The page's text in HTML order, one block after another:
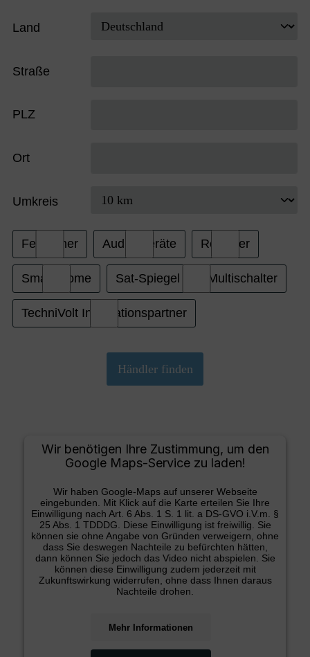
Land
Straße
PLZ
Ort
Umkreis
Fernseher Audio-Geräte Receiver
Smart Home Sat-Spiegel und Multischalter
TechniVolt Installationspartner
Wir benötigen Ihre Zustimmung, um den
Google Maps-Service zu laden!
Wir haben Google-Maps auf unserer Webseite
eingebunden. Mit Klick auf die Karte erteilen Sie Ihre
Einwilligung nach Art. 6 Abs. 1 S. 1 lit. a DS-GVO i.V.m. §
25 Abs. 1 TDDDG. Diese Einwilligung ist freiwillig. Sie
können sie ohne Angabe von Gründen verweigern, ohne
dass Sie deswegen Nachteile zu befürchten hätten,
dann können Sie jedoch das Video nicht abspielen. Sie
können diese Einwilligung zudem jederzeit mit
Zukunftswirkung widerrufen, ohne dass Ihnen daraus
Nachteile drohen.
Mehr Informationen